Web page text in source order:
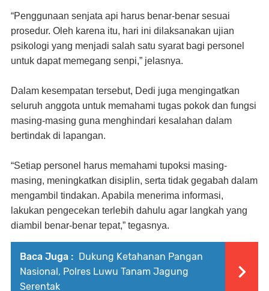
“Penggunaan senjata api harus benar-benar sesuai
prosedur. Oleh karena itu, hari ini dilaksanakan ujian
psikologi yang menjadi salah satu syarat bagi personel
untuk dapat memegang senpi,” jelasnya.
Dalam kesempatan tersebut, Dedi juga mengingatkan
seluruh anggota untuk memahami tugas pokok dan fungsi
masing-masing guna menghindari kesalahan dalam
bertindak di lapangan.
“Setiap personel harus memahami tupoksi masing-
masing, meningkatkan disiplin, serta tidak gegabah dalam
mengambil tindakan. Apabila menerima informasi,
lakukan pengecekan terlebih dahulu agar langkah yang
diambil benar-benar tepat,” tegasnya.
Baca Juga :
Dukung Ketahanan Pangan
Nasional, Polres Luwu Tanam Jagung
Serentak